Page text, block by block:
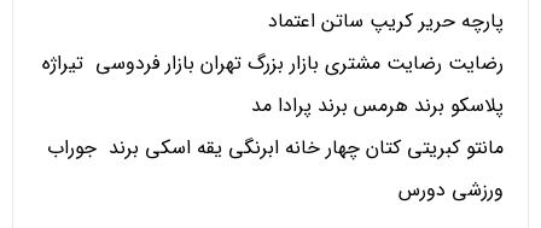
پارچه حریر کریپ ساتن اعتماد
رضایت رضایت مشتری بازار بزرگ تهران بازار فردوسی تیراژه
پلاسکو برند هرمس برند پرادا مد
مانتو کبریتی کتان چهار خانه ابرنگی یقه اسکی برند جوراب
ورزشی دورس